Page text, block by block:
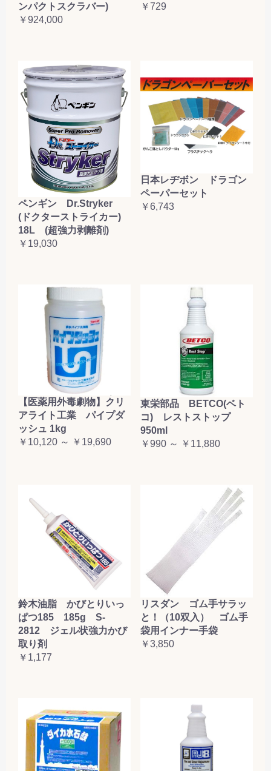
ンパクトスクラバー)
￥924,000
￥729
ペンギン Dr.Stryker
(ドクターストライカー)
18L (超強力剥離剤)
￥19,030
日本レヂボン ドラゴン
ペーパーセット
￥6,743
【医薬用外毒劇物】クリ
アライト工業 パイプダ
ッシュ 1kg
￥10,120 ～ ￥19,690
東栄部品 BETCO(ベト
コ) レストストップ
950ml
￥990 ～ ￥11,880
鈴木油脂 かびとりいっ
ぱつ185 185g S-
2812 ジェル状強力かび
取り剤
￥1,177
リスダン ゴム手サラッ
と！（10双入） ゴム手
袋用インナー手袋
￥3,850